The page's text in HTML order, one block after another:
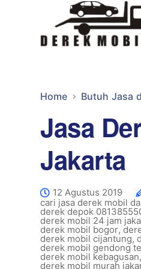
Home Butuh Jasa
Jasa
Jakarta
12 Agustus 2019
cari jasa derek mobil
derek depok
derek mobil 24 jam
derek mobil bogor,
derek mobil cijantung,
derek mobil gendong
derek mobil kebagusan,
derek mobil murah